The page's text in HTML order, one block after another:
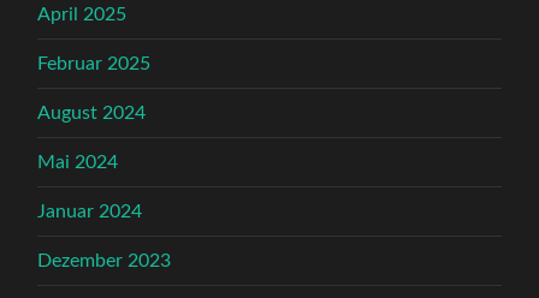
April 2025
Februar 2025
August 2024
Mai 2024
Januar 2024
Dezember 2023